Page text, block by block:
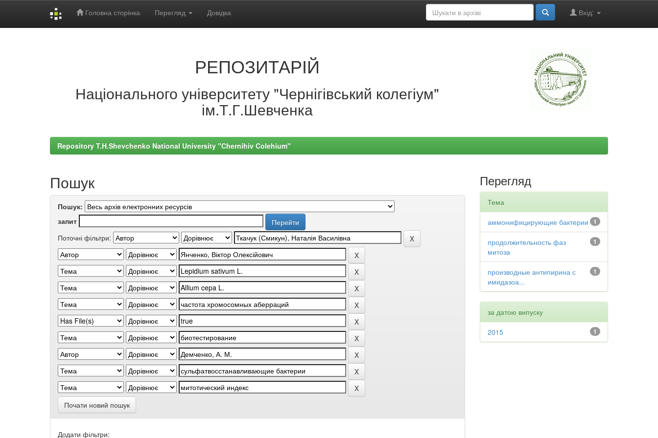
Головна сторінка Перегляд Довідка Вхід:
РЕПОЗИТАРІЙ
Національного університету "Чернігівський колегіум"
ім.Т.Г.Шевченка
Repository T.H.Shevchenko National University "Chernihiv Colehium"
Пошук
Пошук:
запит
Поточні фільтри:
Почати новий пошук
Додати фільтри:
Перегляд
Тема
1
аммонифицирующие бактерии
1
продолжительность фаз
митоза
1
производные антипирина с
имидазоа...
за датою випуску
1
2015